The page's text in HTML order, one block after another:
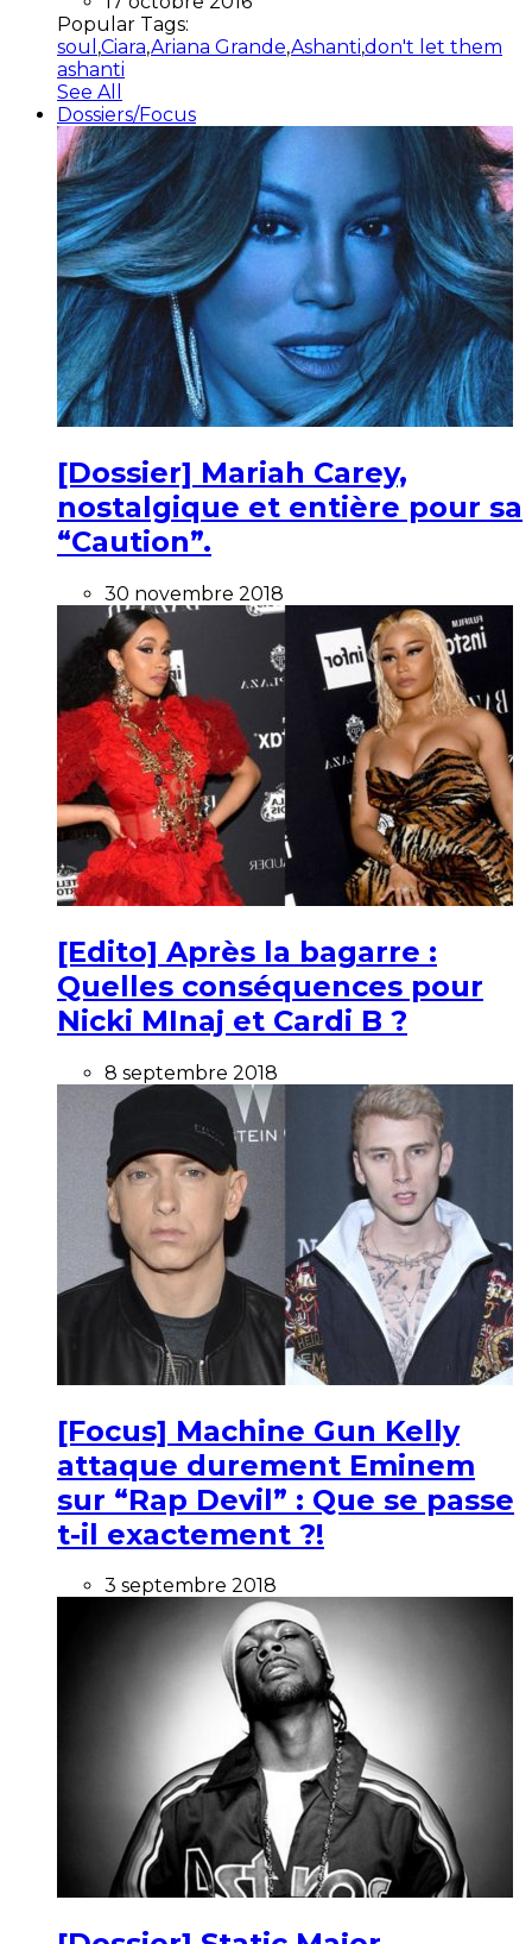
Popular Tags:
soul ,Ciara,Ariana Grande,Ashanti,don't let them
ashanti
See All
Dossiers/Focus
[Dossier] Mariah Carey,
nostalgique et entière pour sa
“Caution”.
30 novembre 2018
[Edito] Après la bagarre :
Quelles conséquences pour
Nicki MInaj et Cardi B ?
8 septembre 2018
[Focus] Machine Gun Kelly
attaque durement Eminem
sur “Rap Devil” : Que se passe
t-il exactement ?!
3 septembre 2018